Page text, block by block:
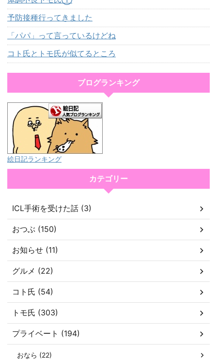
予防接種行ってきました
「パパ」って言っているけどね
コト氏とトモ氏が似てるところ
ブログランキング
絵日記ランキング
カテゴリー
ICL手術を受けた話 (3)
おつぶ (150)
お知らせ (11)
グルメ (22)
コト氏 (54)
トモ氏 (303)
プライベート (194)
おなら (22)